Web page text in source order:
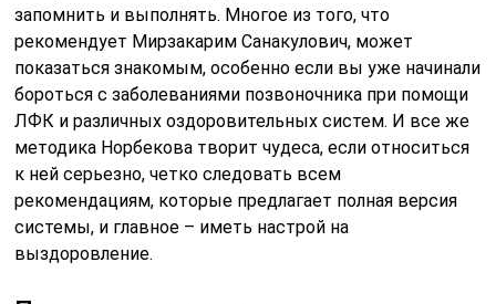
запомнить и выполнять. Многое из того, что
рекомендует Мирзакарим Санакулович, может
показаться знакомым, особенно если вы уже начинали
бороться с заболеваниями позвоночника при помощи
ЛФК и различных оздоровительных систем. И все же
методика Норбекова творит чудеса, если относиться
к ней серьезно, четко следовать всем
рекомендациям, которые предлагает полная версия
системы, и главное – иметь настрой на
выздоровление.